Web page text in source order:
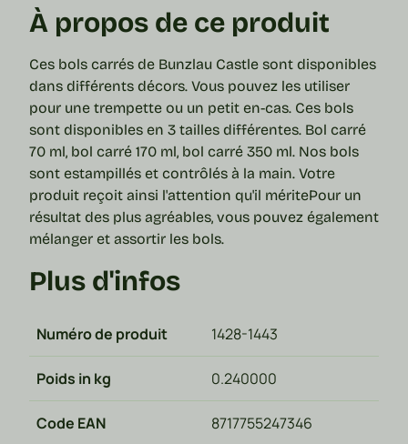
À propos de ce produit
Ces bols carrés de Bunzlau Castle sont disponibles
dans différents décors. Vous pouvez les utiliser
pour une trempette ou un petit en-cas. Ces bols
sont disponibles en 3 tailles différentes. Bol carré
70 ml, bol carré 170 ml, bol carré 350 ml. Nos bols
sont estampillés et contrôlés à la main. Votre
produit reçoit ainsi l'attention qu'il méritePour un
résultat des plus agréables, vous pouvez également
mélanger et assortir les bols.
Plus d'infos
Numéro de produit 1428-1443
Poids in kg 0.240000
Code EAN 8717755247346